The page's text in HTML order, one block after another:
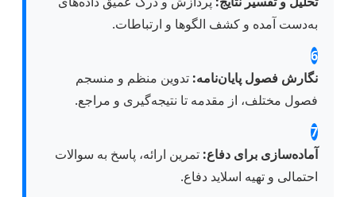
به‌دست آمده و کشف الگوها و ارتباطات.
6
نگارش فصول پایان‌نامه: تدوین منظم و منسجم
فصول مختلف، از مقدمه تا نتیجه‌گیری و مراجع.
7
آماده‌سازی برای دفاع: تمرین ارائه، پاسخ به سوالات
احتمالی و تهیه اسلاید دفاع.